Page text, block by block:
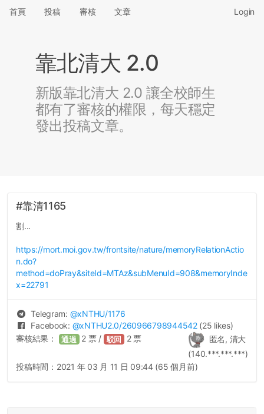
首頁 投稿 審核 文章 Login
靠北清大 2.0
新版靠北清大 2.0 讓全校師生
都有了審核的權限，每天穩定
發出投稿文章。
#靠清1165
割...
https://mort.moi.gov.tw/frontsite/nature/memoryRelationActio
n.do?
method=doPray&siteId=MTAz&subMenuId=908&memoryInde
x=22791
Telegram: @xNTHU/1176
Facebook: @xNTHU2.0/260966798944542 (25 likes)
匿名, 清大
(140.***.***.***)
審核結果： 通過 2 票 / 駁回 2票
投稿時間： 2021 年 03 月 11 日 09:44 (65 個月前)